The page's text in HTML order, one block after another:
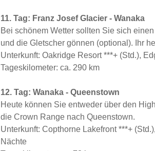
11. Tag: Franz Josef Glacier - Wanaka
Bei schönem Wetter sollten Sie sich
und die Gletscher gönnen (optional). Ihr
Unterkunft: Oakridge Resort ***+ (Std.),
Tageskilometer: ca. 290 km
12. Tag: Wanaka - Queenstown
Heute können Sie entweder über den
die Crown Range nach Queenstown.
Unterkunft: Copthorne Lakefront ***+
Nächte